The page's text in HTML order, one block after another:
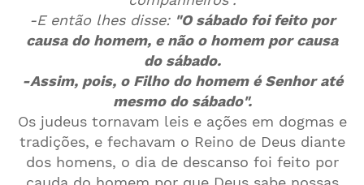
-E então lhes disse: "O sábado foi feito por
causa do homem, e não o homem por causa
do sábado.
-Assim, pois, o Filho do homem é Senhor até
mesmo do sábado".
Os judeus tornavam leis e ações em dogmas e
tradições, e fechavam o Reino de Deus diante
dos homens, o dia de descanso foi feito por